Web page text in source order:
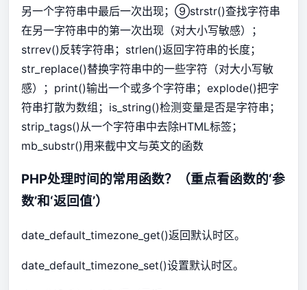
另一个字符串中最后一次出现；⑨strstr()查找字符串
在另一字符串中的第一次出现（对大小写敏感）；
strrev()反转字符串；strlen()返回字符串的长度；
str_replace()替换字符串中的一些字符（对大小写敏
感）；print()输出一个或多个字符串；explode()把字
符串打散为数组；is_string()检测变量是否是字符串；
strip_tags()从一个字符串中去除HTML标签；
mb_substr()用来截中文与英文的函数
PHP处理时间的常用函数？（重点看函数的‘参
数’和‘返回值’）
date_default_timezone_get()返回默认时区。
date_default_timezone_set()设置默认时区。